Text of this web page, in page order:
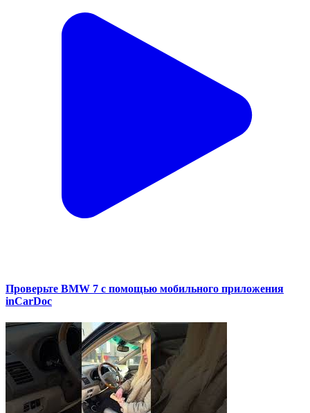
Проверьте BMW 7 с помощью мобильного приложения
inCarDoc